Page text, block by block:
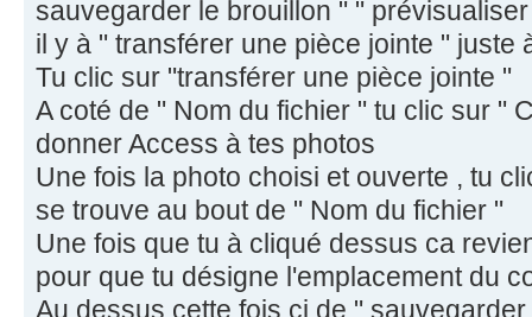
sauvegarder le brouillon " "
il y à " transférer une pièce jointe " juste
Tu clic sur "transférer une pièce jointe "
A coté de " Nom du fichier " tu clic sur "
donner Access à tes photos
Une fois la photo choisi et ouverte , tu
se trouve au bout de " Nom du fichier "
Une fois que tu à cliqué dessus ca
pour que tu désigne l'emplacement du
Au dessus cette fois ci de "